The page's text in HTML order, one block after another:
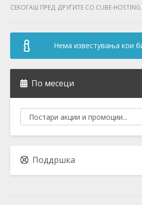
СЕКОГАШ ПРЕД ДРУГИТЕ СО CUBE-
Нема известувања кои
По месеци
Поддршка